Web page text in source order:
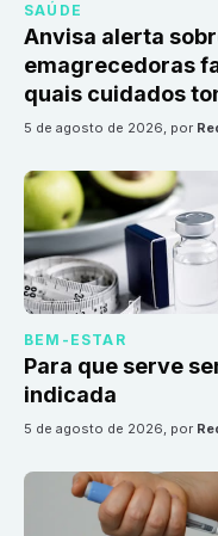
SAÚDE
Anvisa alerta
emagrecedoras
quais cuidados
5 de agosto de 2026, por
BEM-ESTAR
Para que serve
indicada
5 de agosto de 2026, por